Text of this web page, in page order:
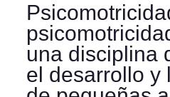
una disciplina
el desarrollo y